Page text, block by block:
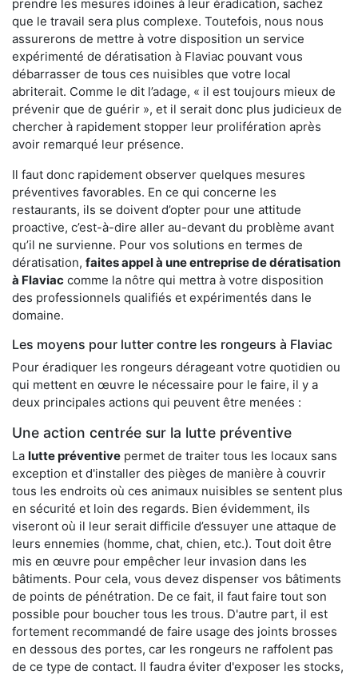
prendre les mesures idoines à leur éradication, sachez
que le travail sera plus complexe. Toutefois, nous nous
assurerons de mettre à votre disposition un service
expérimenté de dératisation à Flaviac pouvant vous
débarrasser de tous ces nuisibles que votre local
abriterait. Comme le dit l’adage, « il est toujours mieux de
prévenir que de guérir », et il serait donc plus judicieux de
chercher à rapidement stopper leur prolifération après
avoir remarqué leur présence.
Il faut donc rapidement observer quelques mesures
préventives favorables. En ce qui concerne les
restaurants, ils se doivent d’opter pour une attitude
proactive, c’est-à-dire aller au-devant du problème avant
qu’il ne survienne. Pour vos solutions en termes de
dératisation, faites appel à une entreprise de dératisation
à Flaviac comme la nôtre qui mettra à votre disposition
des professionnels qualifiés et expérimentés dans le
domaine.
Les moyens pour lutter contre les rongeurs à Flaviac
Pour éradiquer les rongeurs dérageant votre quotidien ou
qui mettent en œuvre le nécessaire pour le faire, il y a
deux principales actions qui peuvent être menées :
Une action centrée sur la lutte préventive
La lutte préventive permet de traiter tous les locaux sans
exception et d'installer des pièges de manière à couvrir
tous les endroits où ces animaux nuisibles se sentent plus
en sécurité et loin des regards. Bien évidemment, ils
viseront où il leur serait difficile d’essuyer une attaque de
leurs ennemies (homme, chat, chien, etc.). Tout doit être
mis en œuvre pour empêcher leur invasion dans les
bâtiments. Pour cela, vous devez dispenser vos bâtiments
de points de pénétration. De ce fait, il faut faire tout son
possible pour boucher tous les trous. D'autre part, il est
fortement recommandé de faire usage des joints brosses
en dessous des portes, car les rongeurs ne raffolent pas
de ce type de contact. Il faudra éviter d'exposer les stocks,